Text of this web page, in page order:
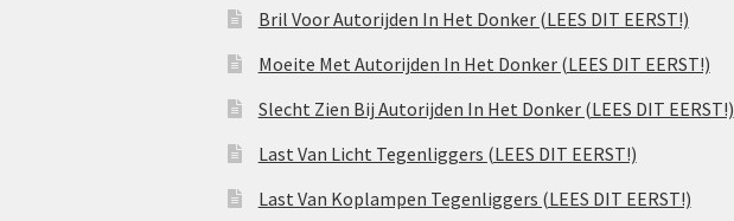
Bril Voor Autorijden In Het Donker (LEES DIT EERST!)
Moeite Met Autorijden In Het Donker (LEES DIT EERST!)
Slecht Zien Bij Autorijden In Het Donker (LEES DIT EERST!)
Last Van Licht Tegenliggers (LEES DIT EERST!)
Last Van Koplampen Tegenliggers (LEES DIT EERST!)